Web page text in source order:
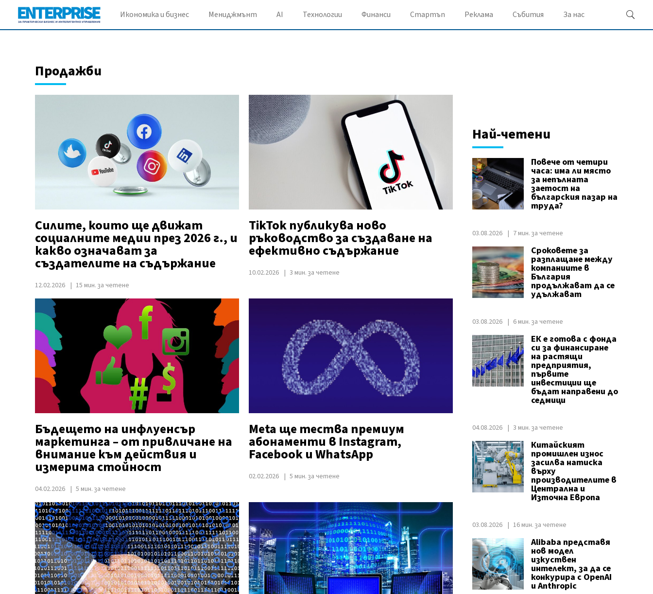
Икономика и бизнес Мениджмънт AI Технологии Финанси Стартъп Реклама Събития За нас
Продажби
Силите, които ще движат
социалните медии през 2026 г., и
какво означават за
създателите на съдържание
12.02.2026 15 мин. за четене
TikTok публикува ново
ръководство за създаване на
ефективно съдържание
10.02.2026 3 мин. за четене
Бъдещето на инфлуенсър
маркетинга – от привличане на
внимание към действия и
измерима стойност
04.02.2026 5 мин. за четене
Meta ще тества премиум
абонаменти в Instagram,
Facebook и WhatsApp
02.02.2026 5 мин. за четене
Най-четени
Повече от четири
часа: има ли място
за непълната
заетост на
българския пазар на
труда?
03.08.2026 7 мин. за четене
Сроковете за
разплащане между
компаниите в
България
продължават да се
удължават
03.08.2026 6 мин. за четене
ЕК е готова с фонда
си за финансиране
на растящи
предприятия,
първите
инвестиции ще
бъдат направени до
седмици
04.08.2026 3 мин. за четене
Китайският
промишлен износ
засилва натиска
върху
производителите в
Централна и
Източна Европа
03.08.2026 16 мин. за четене
Alibaba представя
нов модел
изкуствен
интелект, за да се
конкурира с OpenAI
и Anthropic